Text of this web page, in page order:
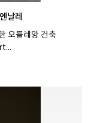
날레
오를레앙 건축